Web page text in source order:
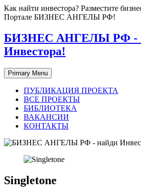
Skip
to
Как найти инвестора? Разместите
Портале БИЗНЕС АНГЕЛЫ РФ!
БИЗНЕС АНГЕЛЫ РФ -
Инвестора!
Primary Menu
ПУБЛИКАЦИЯ ПРОЕКТА
ВСЕ ПРОЕКТЫ
БИБЛИОТЕКА
ВАКАНСИИ
КОНТАКТЫ
Singletone